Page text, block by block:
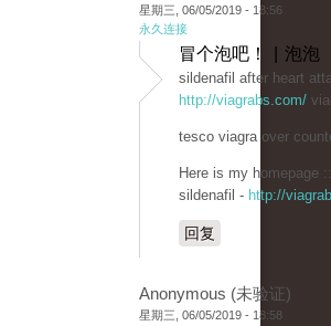
星期三, 06/05/2019 - 18:56
永久连接
冒个泡吧！ | 泡泡
sildenafil after heart
http://viagrabs.com/
tesco viagra over
Here is my homepage
sildenafil - http://
回复
Anonymous (未验证)
星期三, 06/05/2019 - 18:58